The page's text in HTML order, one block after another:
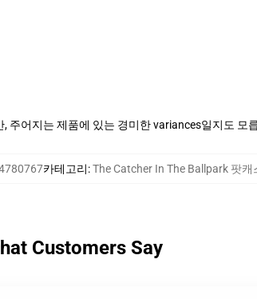
주어지는 제품에 있는 경미한 variances일지도 모
카테고리:The Catcher In The Ballpark 팟캐
Customers Say